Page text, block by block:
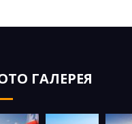
ГАЛЕРЕЯ